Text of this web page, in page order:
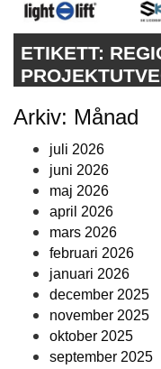
ANNONSERA
ETIKETT:
Arkiv: Månad
juli 2026
juni 2026
maj 2026
april 2026
mars 2026
februari 2026
januari 2026
december 2025
november 2025
oktober 2025
september 2025